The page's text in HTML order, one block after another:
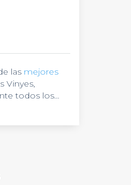
las mejores
Vinyes,
todos los